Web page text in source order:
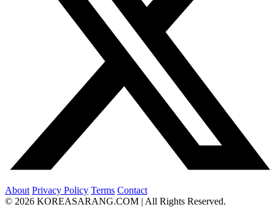
About Privacy Policy Terms Contact
© 2026 KOREASARANG.COM | All Rights Reserved.